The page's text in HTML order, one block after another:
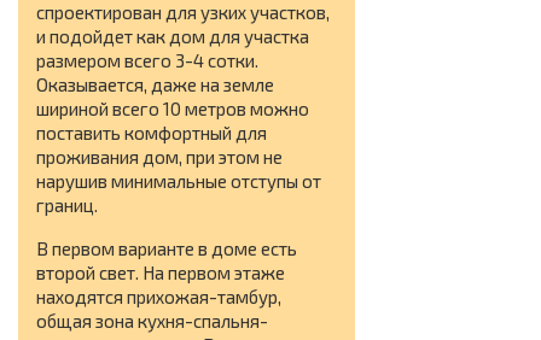
спроектирован для узких участков,
и подойдет как дом для участка
размером всего 3-4 сотки.
Оказывается, даже на земле
шириной всего 10 метров можно
поставить комфортный для
проживания дом, при этом не
нарушив минимальные отступы от
границ.
В первом варианте в доме есть
второй свет. На первом этаже
находятся прихожая-тамбур,
общая зона кухня-спальня-